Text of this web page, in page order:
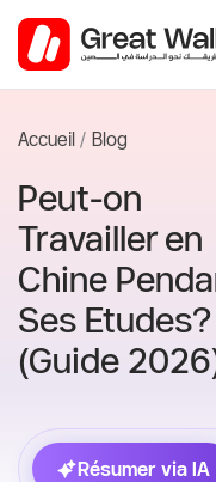
contenu
Accueil Blog
Peut-on
Travailler en
Chine
Ses Etudes?
(Guide
Résumer via IA